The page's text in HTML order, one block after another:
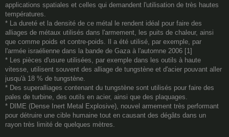
applications spatiales et celles qui demandent l'utilisation de très hautes
températures.
* La dureté et la densité de ce métal le rendent idéal pour faire des
alliages de métaux utilisés dans l'armement, les puits de chaleur, ainsi
que comme poids et contre-poids. Il a été utilisé, par exemple, par
l'armée israélienne dans la bande de Gaza à l'automne 2006 [1]
* Les pièces d'usure utilisées, par exemple dans les outils à haute
vitesse, utilisent souvent des alliage de tungstène et d'acier pouvant aller
jusqu'à 18 % de tungstène.
* Des superalliages contenant du tungstène sont utilisés pour faire des
pales de turbine, des outils en acier, ainsi que des plaquages.
* DIME (Dense Inert Metal Explosive), nouvel armement très performant
pour détruire une cible humaine tout en causant des dégâts dans un
rayon très limité de quelques mètres.